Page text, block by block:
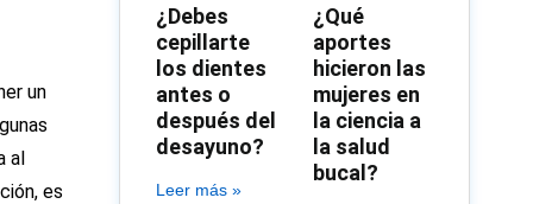
un
al
es
¿Debes
cepillarte
los dientes
antes o
después del
desayuno?
Leer más »
¿Qué
aportes
hicieron las
mujeres en
la ciencia a
la salud
bucal?